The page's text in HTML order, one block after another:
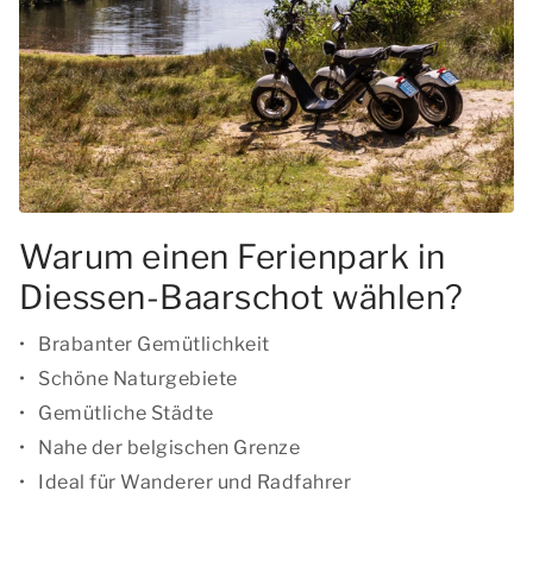
Warum einen Ferienpark in
Diessen-Baarschot wählen?
Brabanter Gemütlichkeit
Schöne Naturgebiete
Gemütliche Städte
Nahe der belgischen Grenze
Ideal für Wanderer und Radfahrer